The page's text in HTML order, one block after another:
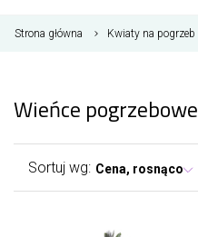
Strona główna Kwiaty na pogrzeb
Wieńce pogrzebowe
Sortuj wg: Cena, rosnąco